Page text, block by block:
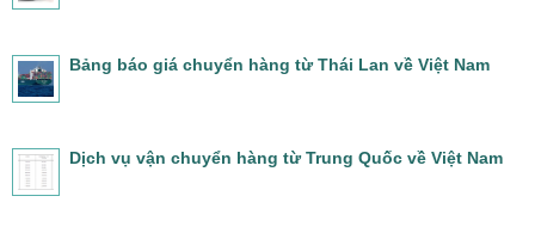
Bảng báo giá chuyển hàng từ Thái Lan về Việt Nam
Dịch vụ vận chuyển hàng từ Trung Quốc về Việt Nam